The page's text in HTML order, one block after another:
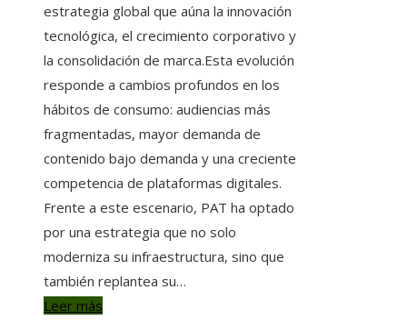
estrategia global que aúna la innovación
tecnológica, el crecimiento corporativo y
la consolidación de marca.Esta evolución
responde a cambios profundos en los
hábitos de consumo: audiencias más
fragmentadas, mayor demanda de
contenido bajo demanda y una creciente
competencia de plataformas digitales.
Frente a este escenario, PAT ha optado
por una estrategia que no solo
moderniza su infraestructura, sino que
también replantea su…
Leer más